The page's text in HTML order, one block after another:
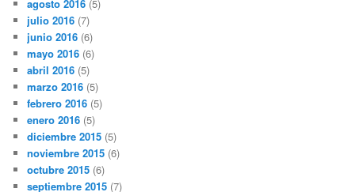
agosto 2016 (5)
julio 2016 (7)
junio 2016 (6)
mayo 2016 (6)
abril 2016 (5)
marzo 2016 (5)
febrero 2016 (5)
enero 2016 (5)
diciembre 2015 (5)
noviembre 2015 (6)
octubre 2015 (6)
septiembre 2015 (7)